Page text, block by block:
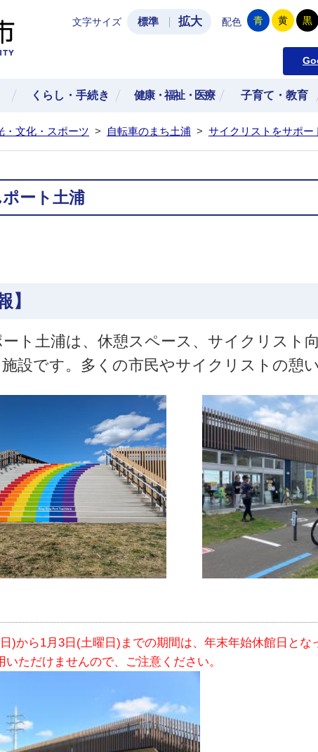
土浦市公式ホームページ
文字サイズ 標準 拡大 配色 青 黄 黒
くらし・手続き 健康・福祉・医療 子育て・教育
・文化・スポーツ > 自転車のまち土浦 > サイクリストをサポー
ート土浦
】
ト土浦は、休憩スペース、サイクリスト
設です。多くの市民やサイクリストの憩
)から1月3日(土曜日)までの期間は、年末年始休館日とな
いただけませんので、ご注意ください。